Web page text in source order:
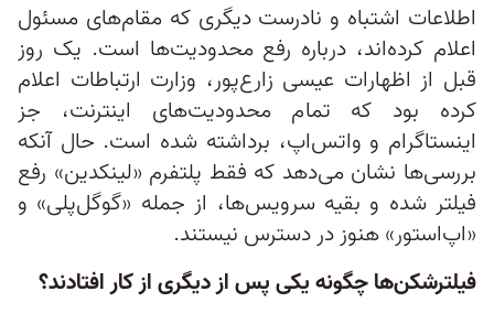
اطلاعات اشتباه و نادرست دیگری که مقام‌های مسئول
اعلام کرده‌اند، درباره رفع محدودیت‌ها است. یک روز
قبل از اظهارات عیسی زارع‌پور، وزارت ارتباطات اعلام
کرده بود که تمام محدودیت‌های اینترنت، جز
اینستاگرام و واتس‌اپ، برداشته شده است. حال آنکه
بررسی‌ها نشان می‌دهد که فقط پلتفرم «لینکدین» رفع
فیلتر شده و بقیه سرویس‌ها، از جمله «گوگل‌پلی» و
«اپ‌استور» هنوز در دسترس نیستند.
فیلترشکن‌ها چگونه یکی پس از دیگری از کار افتادند؟